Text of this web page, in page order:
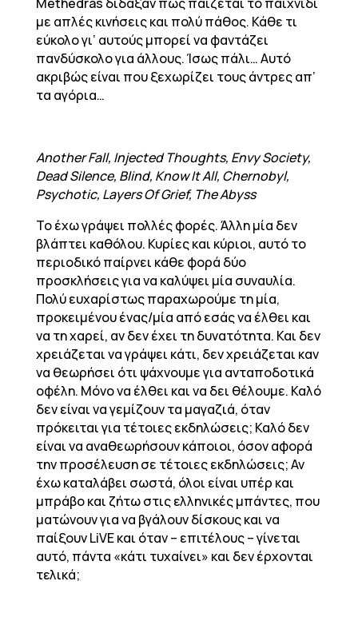
με απλές κινήσεις και πολύ πάθος. Κάθε τι
εύκολο γι’ αυτούς μπορεί να φαντάζει
πανδύσκολο για άλλους. Ίσως πάλι… Αυτό
ακριβώς είναι που ξεχωρίζει τους άντρες απ’
τα αγόρια…
Another Fall, Injected Thoughts, Envy Society,
Dead Silence, Blind, Know It All, Chernobyl,
Psychotic, Layers Of Grief, The Abyss
Το έχω γράψει πολλές φορές. Άλλη μία δεν
βλάπτει καθόλου. Κυρίες και κύριοι, αυτό το
περιοδικό παίρνει κάθε φορά δύο
προσκλήσεις για να καλύψει μία συναυλία.
Πολύ ευχαρίστως παραχωρούμε τη μία,
προκειμένου ένας/μία από εσάς να έλθει και
να τη χαρεί, αν δεν έχει τη δυνατότητα. Και δεν
χρειάζεται να γράψει κάτι, δεν χρειάζεται καν
να θεωρήσει ότι ψάχνουμε για ανταποδοτικά
οφέλη. Μόνο να έλθει και να δει θέλουμε. Καλό
δεν είναι να γεμίζουν τα μαγαζιά, όταν
πρόκειται για τέτοιες εκδηλώσεις; Καλό δεν
είναι να αναθεωρήσουν κάποιοι, όσον αφορά
την προσέλευση σε τέτοιες εκδηλώσεις; Αν
έχω καταλάβει σωστά, όλοι είναι υπέρ και
μπράβο και ζήτω στις ελληνικές μπάντες, που
ματώνουν για να βγάλουν δίσκους και να
παίξουν LiVE και όταν – επιτέλους – γίνεται
αυτό, πάντα «κάτι τυχαίνει» και δεν έρχονται
τελικά;